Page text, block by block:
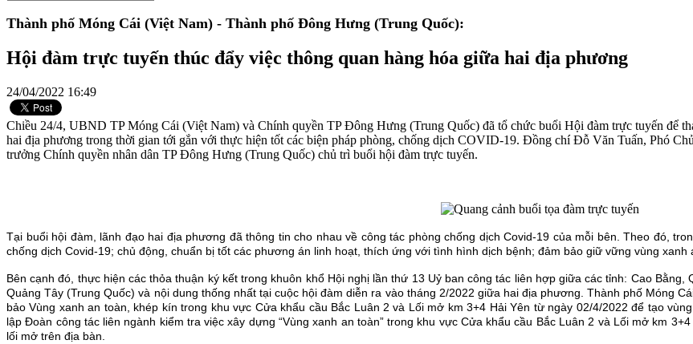
Thành phố Móng Cái (Việt Nam) - Thành phố Đông Hưng (Trung Quốc):
Hội đàm trực tuyến thúc đẩy việc thông quan hàng hóa giữa hai địa phương
24/04/2022 16:49
Chiều 24/4, UBND TP Móng Cái (Việt Nam) và Chính quyền TP Đông Hưng (Trung Quốc) đã tổ chức buổi Hội đàm trực tuyến để
hai địa phương trong thời gian tới gắn với thực hiện tốt các biện pháp phòng, chống dịch COVID-19. Đồng chí Đỗ Văn Tuấn, Phó
trưởng Chính quyền nhân dân TP Đông Hưng (Trung Quốc) chủ trì buổi hội đàm trực tuyến.
Tại buổi hội đàm, lãnh đạo hai địa phương đã thông tin cho nhau về công tác phòng chống dịch Covid-19 của mỗi bên. Theo đó,
chống dịch Covid-19; chủ động, chuẩn bị tốt các phương án linh hoạt, thích ứng với tình hình dịch bệnh; đảm bảo giữ vững vùng
Bên cạnh đó, thực hiện các thỏa thuận ký kết trong khuôn khổ Hội nghị lần thứ 13 Uỷ ban công tác liên hợp giữa các tỉnh: Cao
Quảng Tây (Trung Quốc) và nội dung thống nhất tại cuộc hội đàm diễn ra vào tháng 2/2022 giữa hai địa phương. Thành phố Móng
bảo Vùng xanh an toàn, khép kín trong khu vực Cửa khẩu cầu Bắc Luân 2 và Lối mở km 3+4 Hải Yên từ ngày 02/4/2022 để tạo
lập Đoàn công tác liên ngành kiểm tra việc xây dựng “Vùng xanh an toàn” trong khu vực Cửa khẩu cầu Bắc Luân 2 và Lối mở km
lối mở trên địa bàn.